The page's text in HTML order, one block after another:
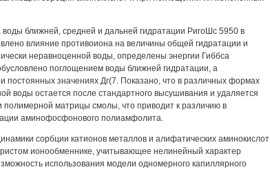
воды ближней, средней и дальней гидратации РигоШс 5950 в
влияние противоиона на величины общей гидратации и
неравноценной воды, определены энергии Гиббса
поглощением воды ближней гидратации, а
постоянных значениях Дг(7. Показано, что в различных формах
воды остается после стандартного высушивания и удаляется
матрицы смолы, что приводит к различию в
аминофосфонового полиамфолита.
сорбции катионов металлов и алифатических аминокислот
ионообменнике, учитывающее нелинейный характер
использования модели одномерного капиллярного